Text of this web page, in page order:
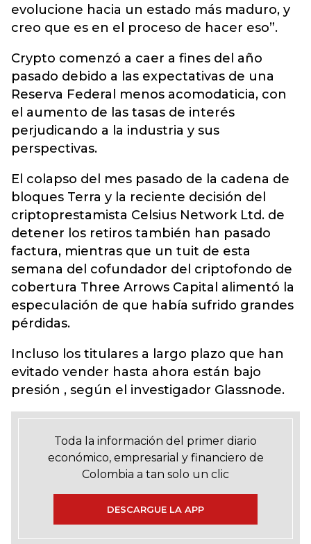
evolucione hacia un estado más maduro, y
creo que es en el proceso de hacer eso”.
Crypto comenzó a caer a fines del año
pasado debido a las expectativas de una
Reserva Federal menos acomodaticia, con
el aumento de las tasas de interés
perjudicando a la industria y sus
perspectivas.
El colapso del mes pasado de la cadena de
bloques Terra y la reciente decisión del
criptoprestamista Celsius Network Ltd. de
detener los retiros también han pasado
factura, mientras que un tuit de esta
semana del cofundador del criptofondo de
cobertura Three Arrows Capital alimentó la
especulación de que había sufrido grandes
pérdidas.
Incluso los titulares a largo plazo que han
evitado vender hasta ahora están bajo
presión , según el investigador Glassnode.
Toda la información del primer diario
económico, empresarial y financiero de
Colombia a tan solo un clic
DESCARGUE LA APP